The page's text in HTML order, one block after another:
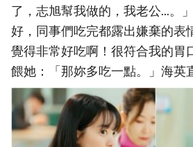
了，志旭幫我做的，我老公...。
好，同事們吃完都露出嫌棄的表
覺得非常好吃啊！很符合我的胃
餵她：「那妳多吃一點。」海英